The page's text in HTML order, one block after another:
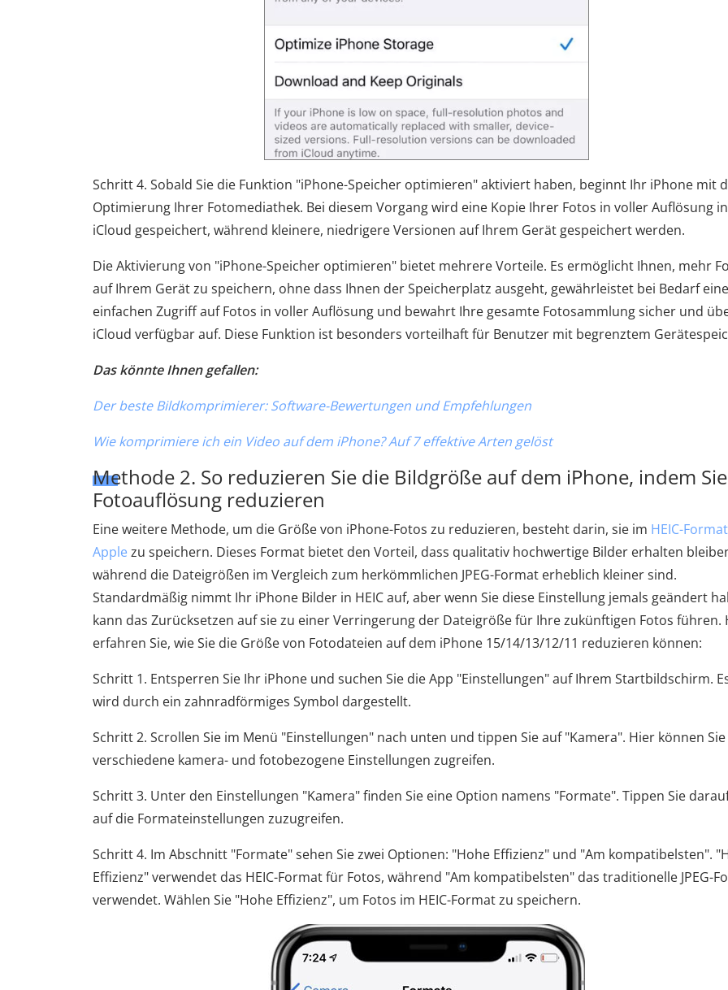
Schritt 4. Sobald Sie die Funktion "iPhone-Speicher optimieren" aktiviert haben, beginnt Ihr iPhone mit
Optimierung Ihrer Fotomediathek. Bei diesem Vorgang wird eine Kopie Ihrer Fotos in voller Auflösung in
iCloud gespeichert, während kleinere, niedrigere Versionen auf Ihrem Gerät gespeichert werden.
Die Aktivierung von "iPhone-Speicher optimieren" bietet mehrere Vorteile. Es ermöglicht Ihnen, mehr
auf Ihrem Gerät zu speichern, ohne dass Ihnen der Speicherplatz ausgeht, gewährleistet bei Bedarf
einfachen Zugriff auf Fotos in voller Auflösung und bewahrt Ihre gesamte Fotosammlung sicher und
iCloud verfügbar auf. Diese Funktion ist besonders vorteilhaft für Benutzer mit begrenztem
Das könnte Ihnen gefallen:
Der beste Bildkomprimierer: Software-Bewertungen und Empfehlungen
Wie komprimiere ich ein Video auf dem iPhone? Auf 7 effektive Arten gelöst
Methode 2. So reduzieren Sie die Bildgröße auf dem iPhone, indem
Fotoauflösung reduzieren
Eine weitere Methode, um die Größe von iPhone-Fotos zu reduzieren, besteht darin, sie im HEIC-
Apple zu speichern. Dieses Format bietet den Vorteil, dass qualitativ hochwertige Bilder erhalten
während die Dateigrößen im Vergleich zum herkömmlichen JPEG-Format erheblich kleiner sind.
Standardmäßig nimmt Ihr iPhone Bilder in HEIC auf, aber wenn Sie diese Einstellung jemals geändert
kann das Zurücksetzen auf sie zu einer Verringerung der Dateigröße für Ihre zukünftigen Fotos führen.
erfahren Sie, wie Sie die Größe von Fotodateien auf dem iPhone 15/14/13/12/11 reduzieren können:
Schritt 1. Entsperren Sie Ihr iPhone und suchen Sie die App "Einstellungen" auf Ihrem Startbildschirm.
wird durch ein zahnradförmiges Symbol dargestellt.
Schritt 2. Scrollen Sie im Menü "Einstellungen" nach unten und tippen Sie auf "Kamera". Hier können
verschiedene kamera- und fotobezogene Einstellungen zugreifen.
Schritt 3. Unter den Einstellungen "Kamera" finden Sie eine Option namens "Formate". Tippen Sie
auf die Formateinstellungen zuzugreifen.
Schritt 4. Im Abschnitt "Formate" sehen Sie zwei Optionen: "Hohe Effizienz" und "Am kompatibelsten".
Effizienz" verwendet das HEIC-Format für Fotos, während "Am kompatibelsten" das traditionelle JPEG-
verwendet. Wählen Sie "Hohe Effizienz", um Fotos im HEIC-Format zu speichern.